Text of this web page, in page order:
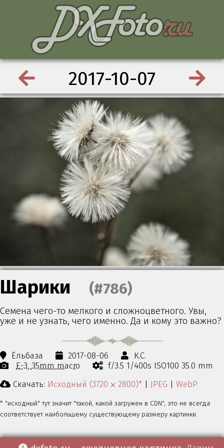
2017-10-07
Шарики (#786)
Семена чего-то мелкого и сложноцветного. Увы,
уже и не узнать, чего именно. Да и кому это важно?
Ёльбаза 2017-08-06
К.С.
E-3 35mm macro
f/3.5 1/400s ISO100 35.0 mm
Скачать: Исходный (3720 ⨉ 2800)* JPEG WebP
* "исходный" тут значит "такой, какой загружен в CDN", это не всегда
соответствует наибольшему существующему размеру картинки.